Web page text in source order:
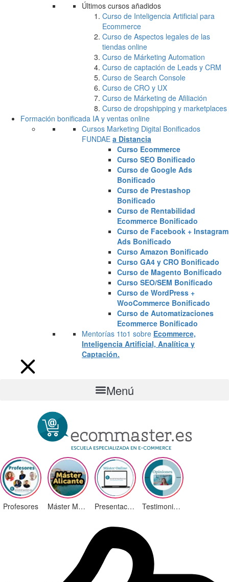
Últimos cursos añadidos
Curso de Inteligencia Artificial para
Ecommerce
Curso de Aspectos legales de las
tiendas online
Curso de Márketing Automation
Curso de captación de Leads y CRM
Curso de Search Console
Curso de CRO y UX
Curso de Márketing de Afiliación
Curso de dropshipping y marketplaces
Formación bonificada IA y ventas online
Cursos Marketing Digital Bonificados
FUNDAE a Distancia
Curso Ecommerce
Curso SEO Bonificado
Curso de Google Ads
Bonificado
Curso de Prestashop
Bonificado
Curso de Rentabilidad
Ecommerce Bonificado
Curso de Facebook + Instagram
Ads Bonificado
Curso Amazon Bonificado
Curso GA4 y CRO Bonificado
Curso de Magento Bonificado
Curso SEO/SEM Bonificado
Curso de WordPress +
WooCommerce Bonificado
Curso de Automatizaciones
Ecommerce Bonificado
Mentorías 1to1 sobre Ecommerce,
Inteligencia Artificial, Analítica y
Captación.
Menú
Profesores Máster Marketing Digital en Alicante Presentación ¡Nuevas Ediciones! Testimonios Alumnos